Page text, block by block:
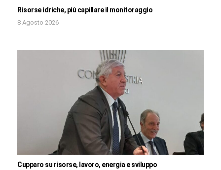
Risorse idriche, più capillare il monitoraggio
8 Agosto 2026
Cupparo su risorse, lavoro, energia e sviluppo